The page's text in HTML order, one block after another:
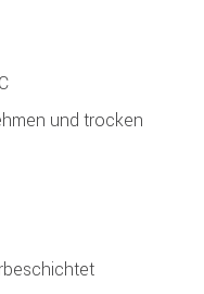
und trocken